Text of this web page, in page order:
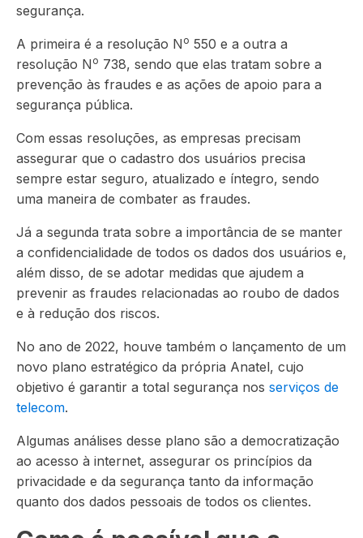
segurança.
A primeira é a resolução N o 550 e a outra a
resolução N o 738, sendo que elas tratam sobre a
prevenção às fraudes e as ações de apoio para a
segurança pública.
Com essas resoluções, as empresas precisam
assegurar que o cadastro dos usuários precisa
sempre estar seguro, atualizado e íntegro, sendo
uma maneira de combater as fraudes.
Já a segunda trata sobre a importância de se manter
a confidencialidade de todos os dados dos usuários e,
além disso, de se adotar medidas que ajudem a
prevenir as fraudes relacionadas ao roubo de dados
e à redução dos riscos.
No ano de 2022, houve também o lançamento de um
novo plano estratégico da própria Anatel, cujo
objetivo é garantir a total segurança nos serviços de
telecom.
Algumas análises desse plano são a democratização
ao acesso à internet, assegurar os princípios da
privacidade e da segurança tanto da informação
quanto dos dados pessoais de todos os clientes.